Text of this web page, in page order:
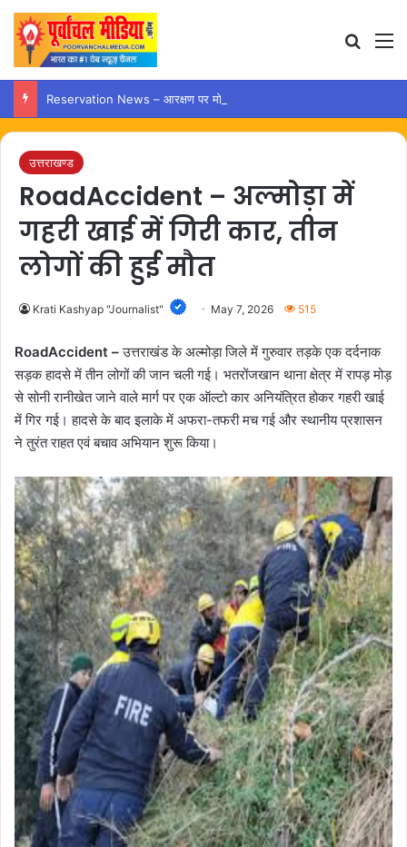
उत्तराखण्ड
RoadAccident – अल्मोड़ा में
गहरी खाई में गिरी कार, तीन
लोगों की हुई मौत
Krati Kashyap "Journalist" May 7, 2026 515
RoadAccident –उत्तराखंड के अल्मोड़ा जिले में गुरुवार तड़के एक दर्दनाक
सड़क हादसे में तीन लोगों की जान चली गई। भतरोंजखान थाना क्षेत्र में रापड़ मोड़
से सोनी रानीखेत जाने वाले मार्ग पर एक ऑल्टो कार अनियंत्रित होकर गहरी खाई
में गिर गई। हादसे के बाद इलाके में अफरा-तफरी मच गई और स्थानीय प्रशासन
ने तुरंत राहत एवं बचाव अभियान शुरू किया।